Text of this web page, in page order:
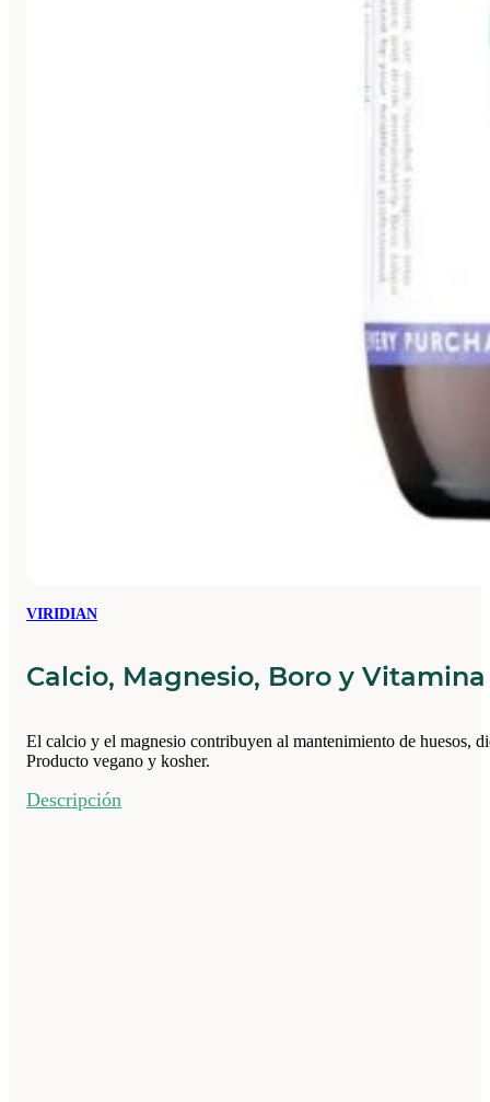
VIRIDIAN
Calcio, Magnesio, Boro y Vitamina
El calcio y el magnesio contribuyen al mantenimiento de huesos,
Producto vegano y kosher.
Descripción